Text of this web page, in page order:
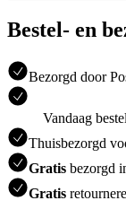
Bestel- en
Bezorgd door
Vandaag
Thuisbezorgd
Gratis bezorgd
Gratis